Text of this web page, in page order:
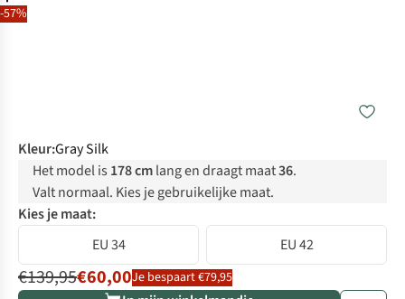
-57%
Kleur:Gray Silk
Het model is 178 cmlang en draagt maat36.
Valt normaal. Kies je gebruikelijke maat.
Kies je maat:
EU 34
EU 42
€139,95€60,00Je bespaart €79,95